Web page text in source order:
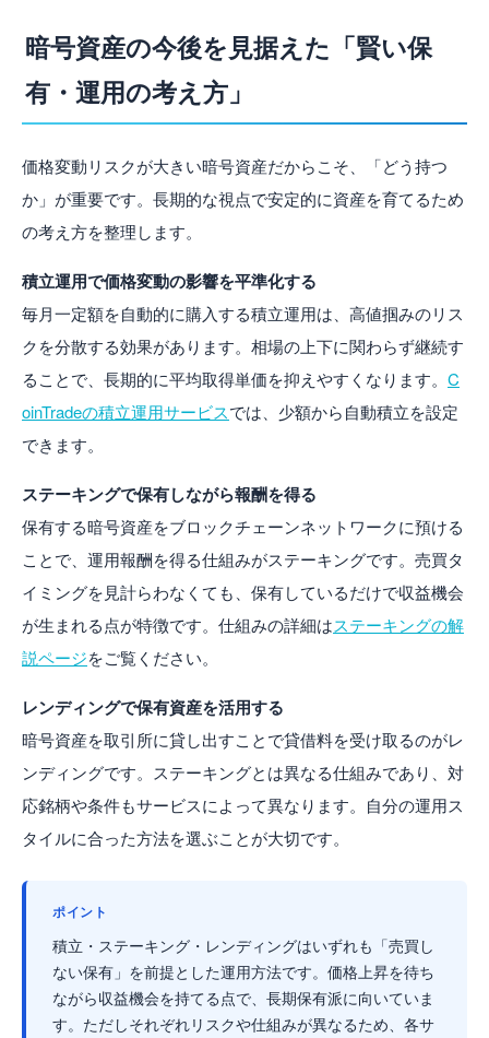
暗号資産の今後を見据えた「賢い保
有・運用の考え方」
価格変動リスクが大きい暗号資産だからこそ、「どう持つ
か」が重要です。長期的な視点で安定的に資産を育てるため
の考え方を整理します。
積立運用で価格変動の影響を平準化する
毎月一定額を自動的に購入する積立運用は、高値掴みのリス
クを分散する効果があります。相場の上下に関わらず継続す
ることで、長期的に平均取得単価を抑えやすくなります。 C
oinTradeの積立運用サービスでは、少額から自動積立を設定
できます。
ステーキングで保有しながら報酬を得る
保有する暗号資産をブロックチェーンネットワークに預ける
ことで、運用報酬を得る仕組みがステーキングです。売買タ
イミングを見計らわなくても、保有しているだけで収益機会
が生まれる点が特徴です。仕組みの詳細はステーキングの解
説ページをご覧ください。
レンディングで保有資産を活用する
暗号資産を取引所に貸し出すことで貸借料を受け取るのがレ
ンディングです。ステーキングとは異なる仕組みであり、対
応銘柄や条件もサービスによって異なります。自分の運用ス
タイルに合った方法を選ぶことが大切です。
ポイント
積立・ステーキング・レンディングはいずれも「売買し
ない保有」を前提とした運用方法です。価格上昇を待ち
ながら収益機会を持てる点で、長期保有派に向いていま
す。ただしそれぞれリスクや仕組みが異なるため、各サ